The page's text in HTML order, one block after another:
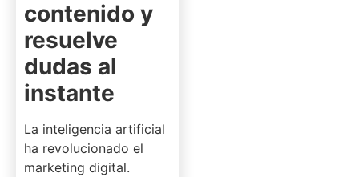
contenido y
resuelve
dudas al
instante
La inteligencia artificial
ha revolucionado el
marketing digital.